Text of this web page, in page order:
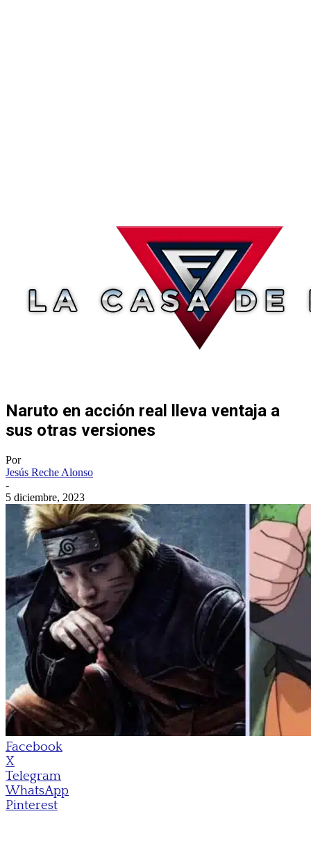
Naruto en acción real lleva ventaja a
sus otras versiones
Por
Jesús Reche Alonso
-
5 diciembre, 2023
Facebook
X
Telegram
WhatsApp
Pinterest